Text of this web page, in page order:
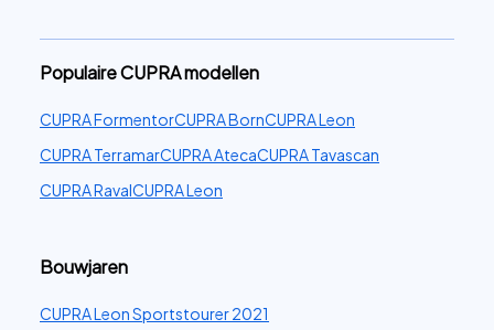
Populaire CUPRA modellen
CUPRA FormentorCUPRA BornCUPRA Leon
CUPRA TerramarCUPRA AtecaCUPRA Tavascan
CUPRA RavalCUPRA Leon
Bouwjaren
CUPRA Leon Sportstourer 2021